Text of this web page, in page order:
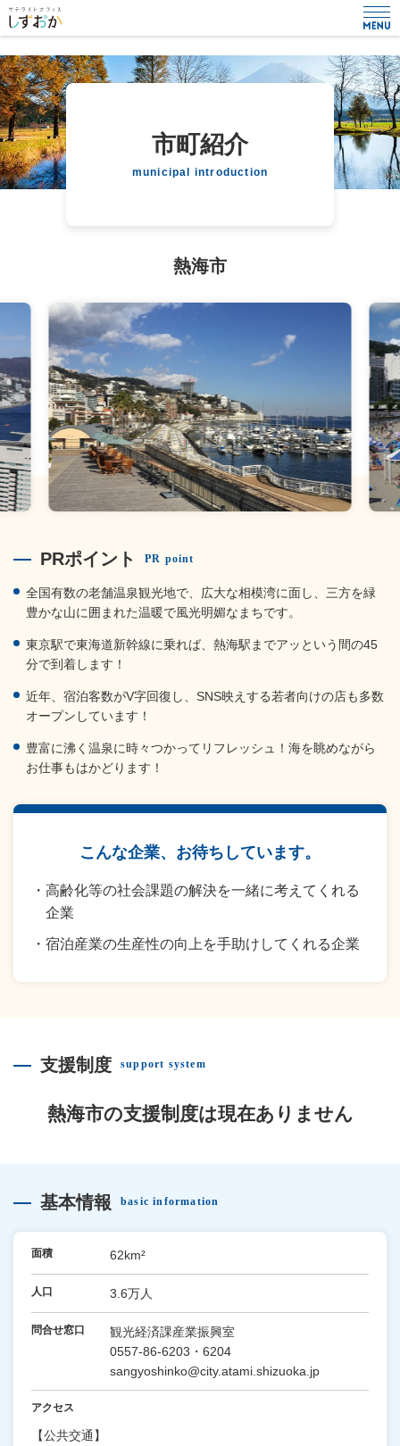
市町紹介
municipal introduction
熱海市
PRポイント PR point
全国有数の老舗温泉観光地で、広大な相模湾に面し、三方を緑
豊かな山に囲まれた温暖で風光明媚なまちです。
東京駅で東海道新幹線に乗れば、熱海駅までアッという間の45
分で到着します！
近年、宿泊客数がV字回復し、SNS映えする若者向けの店も多数
オープンしています！
豊富に沸く温泉に時々つかってリフレッシュ！海を眺めながら
お仕事もはかどります！
こんな企業、お待ちしています。
高齢化等の社会課題の解決を一緒に考えてくれる
企業
宿泊産業の生産性の向上を手助けしてくれる企業
支援制度 support system
熱海市の支援制度は現在ありません
基本情報 basic information
面積 62km²
人口 3.6万人
問合せ窓口
観光経済課産業振興室
0557-86-6203・6204
sangyoshinko@city.atami.shizuoka.jp
アクセス
【公共交通】